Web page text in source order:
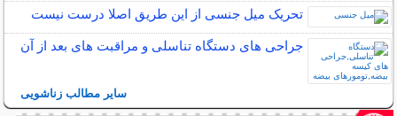
تحریک میل جنسی از این طریق اصلا درست نیست
جراحی های دستگاه تناسلی و مراقبت های بعد از آن
سایر مطالب زناشویی